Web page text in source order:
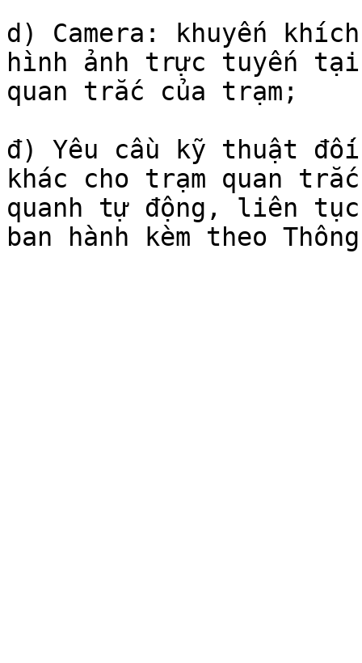
d) Camera: khuyến
hình ảnh trực tuyến
quan trắc của trạm;
đ) Yêu cầu kỹ thuật
khác cho trạm quan
quanh tự động, liên